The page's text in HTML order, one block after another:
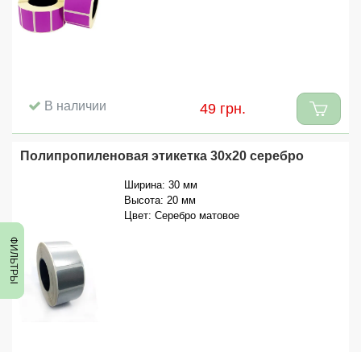
ФИЛЬТРЫ
В наличии 49 грн.
Полипропиленовая этикетка 30x20 серебро
Ширина: 30 мм
Высота: 20 мм
Цвет: Серебро матовое
ФИЛЬТРЫ